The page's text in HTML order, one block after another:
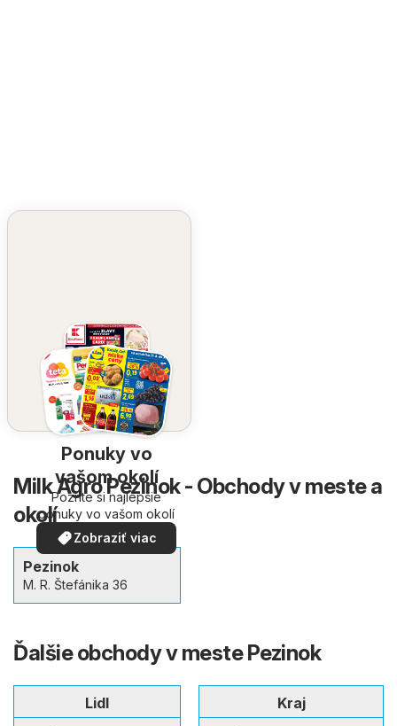
Ponuky vo
vašom okolí
Pozrite si najlepšie
ponuky vo vašom okolí
Zobraziť viac
Milk Agro Pezinok - Obchody v meste a
okolí
Pezinok
M. R. Štefánika 36
Ďalšie obchody v meste Pezinok
Lidl
Kraj